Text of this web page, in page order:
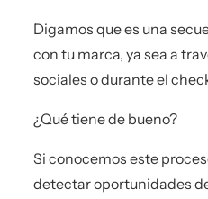
Digamos que es una
con tu marca, ya sea a
sociales o durante el
¿Qué tiene de bueno?
Si conocemos este
detectar oportunidades